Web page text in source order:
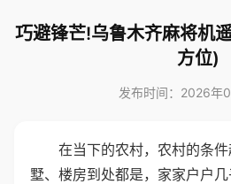
巧避锋芒!乌鲁木齐麻将机
方位)
发布时间：2026年
在当下的农村，农村的条
墅、楼房到处都是，家家户户